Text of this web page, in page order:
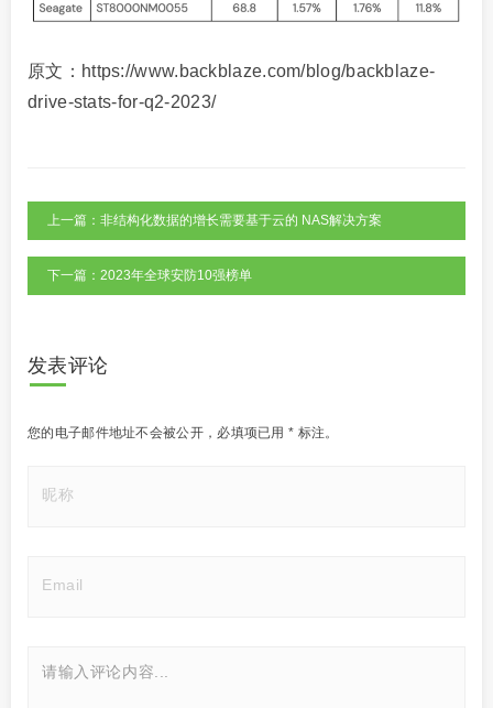
原文：https://www.backblaze.com/blog/backblaze-
drive-stats-for-q2-2023/
上一篇：非结构化数据的增长需要基于云的 NAS解决方案
下一篇：2023年全球安防10强榜单
发表评论
您的电子邮件地址不会被公开， 必填项已用* 标注。